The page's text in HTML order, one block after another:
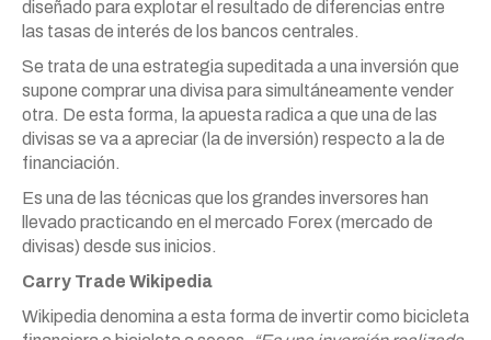
diseñado para explotar el resultado de diferencias entre
las tasas de interés de los bancos centrales.
Se trata de una estrategia supeditada a una inversión que
supone comprar una divisa para simultáneamente vender
otra. De esta forma, la apuesta radica a que una de las
divisas se va a apreciar (la de inversión) respecto a la de
financiación.
Es una de las técnicas que los grandes inversores han
llevado practicando en el mercado Forex (mercado de
divisas) desde sus inicios.
Carry Trade Wikipedia
Wikipedia denomina a esta forma de invertir como bicicleta